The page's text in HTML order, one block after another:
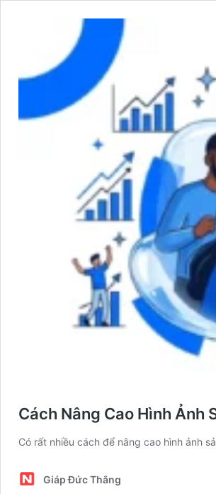
Cách Nâng Cao Hình Ảnh
Có rất nhiều cách để nâng cao hình ảnh
Giáp Đức Thắng